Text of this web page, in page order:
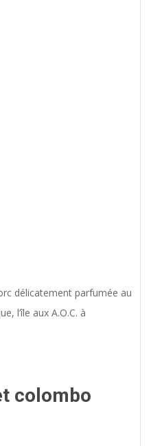
délicatement parfumée au
l’île aux A.O.C. à
colombo